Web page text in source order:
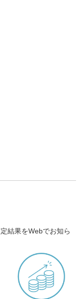
結果をWebでお知ら